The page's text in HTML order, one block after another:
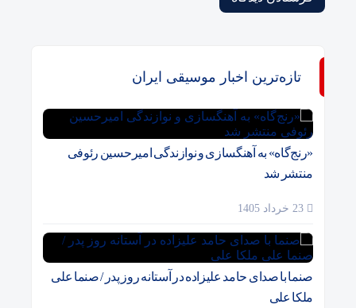
تازه‌ترین اخبار موسیقی ایران
«رنج‌گاه» به آهنگسازی و نوازندگی امیرحسین رئوفی
منتشر شد
صنما با صدای حامد علیزاده در آستانه روز پدر / صنما علی
ملکا علی